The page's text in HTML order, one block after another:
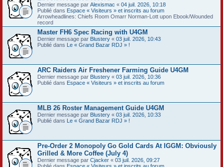
Dernier message par Alexismac « 04 juil. 2026, 10:18
Publié dans Espace « Visiteurs » et inscrits au forum
Arrowheadlines: Chiefs Room Omarr Norman-Lott upon Ebook/Wounded
record
Master FH6 Spec Racing with U4GM
Dernier message par Blustery « 03 juil. 2026, 10:43
Publié dans Le « Grand Bazar RDJ » !
ARC Raiders Air Freshener Farming Guide U4GM
Dernier message par Blustery « 03 juil. 2026, 10:36
Publié dans Espace « Visiteurs » et inscrits au forum
MLB 26 Roster Management Guide U4GM
Dernier message par Blustery « 03 juil. 2026, 10:33
Publié dans Le « Grand Bazar RDJ » !
Pre-Order 2 Monopoly Go Gold Cards At IGGM: Obviously
Grilled & More Coffee (July 4)
Dernier message par Cjacker « 03 juil. 2026, 09:27
Publié dans Espace « Visiteurs » et inscrits au forum